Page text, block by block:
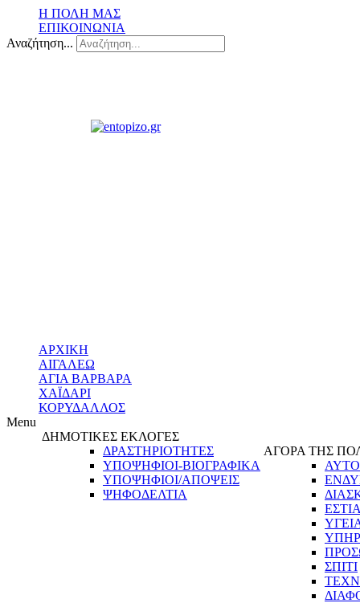
Η ΠΟΛΗ ΜΑΣ
ΕΠΙΚΟΙΝΩΝΙΑ
Αναζήτηση...
ΑΡΧΙΚΗ
ΑΙΓΑΛΕΩ
ΑΓΙΑ ΒΑΡΒΑΡΑ
ΧΑΪΔΑΡΙ
ΚΟΡΥΔΑΛΛΟΣ
Menu
ΔΗΜΟΤΙΚΕΣ ΕΚΛΟΓΕΣ
ΔΡΑΣΤΗΡΙΟΤΗΤΕΣ
ΥΠΟΨΗΦΙΟΙ-ΒΙΟΓΡΑΦΙΚΑ
ΥΠΟΨΗΦΙΟΙ/ΑΠΟΨΕΙΣ
ΨΗΦΟΔΕΛΤΙΑ
ΑΓΟΡΑ ΤΗΣ
ΣΠΙΤΙ